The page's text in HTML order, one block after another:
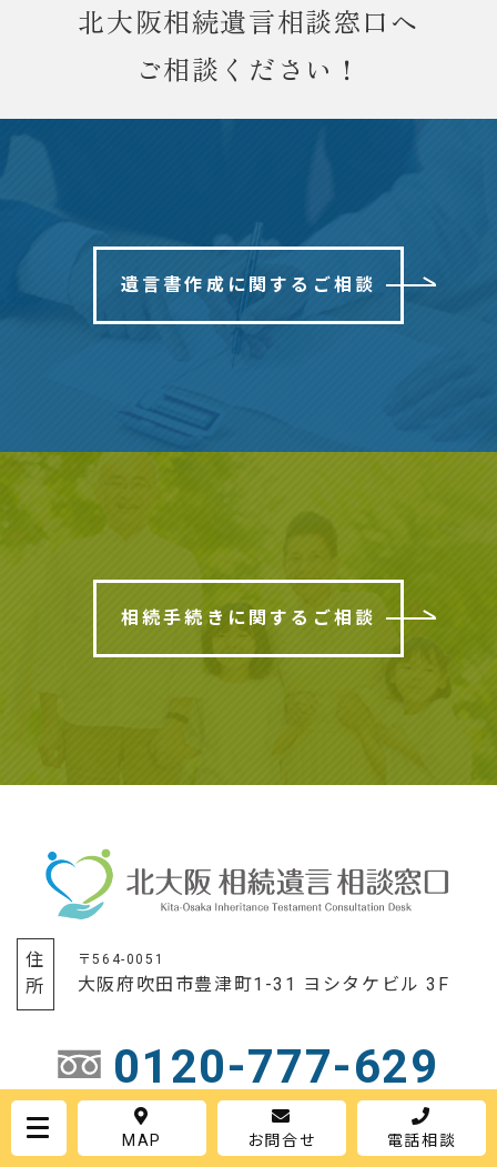
MAP お問合せ 電話相談
北大阪相続遺言相談窓口へ
ご相談ください！
遺言書作成に関するご相談
相続手続きに関するご相談
住所 〒564-0051
大阪府吹田市豊津町1-31 ヨシタケビル 3F
0120-777-629
9:00〜20:00 土日